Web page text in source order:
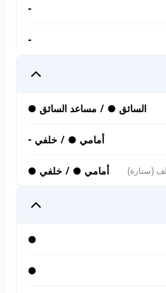
-
-
السائق ● / مساعد السائق ●
أمامي ● / خلفي -
(ستارة) أمامي ● / خلفي ●
●
●